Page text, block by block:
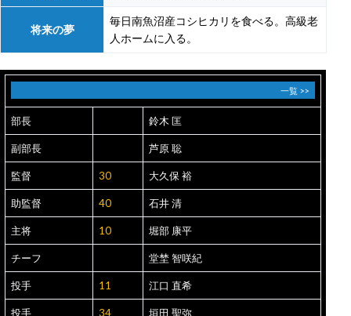
将来の夢
毎日南魚沼産コシヒカリを食べる。高級老
人ホームに入る。
一覧 >>
部長 鈴木 匡
副部長 芦原 聡
監督 30 大久保 裕
助監督 40 石井 清
主将 10 堀部 康平
チーフ 堂埜 智咲紀
投手 11 江口 直希
投手 34 垣田 聖弥